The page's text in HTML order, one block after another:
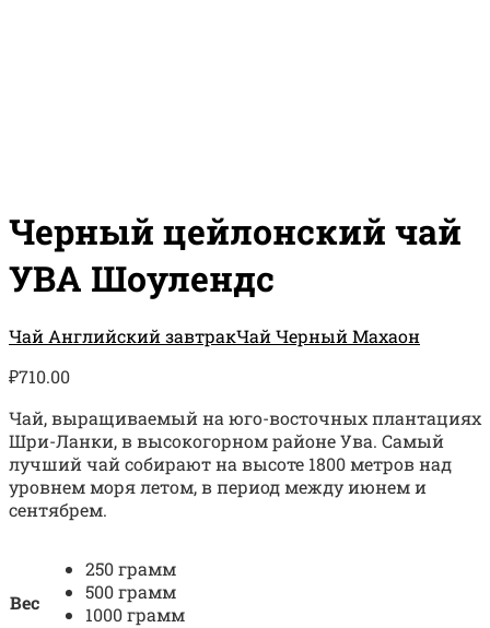
Черный цейлонский чай
УВА Шоулендс
Чай Английский завтракЧай Черный Махаон
₽710.00
Чай, выращиваемый на юго-восточных плантациях
Шри-Ланки, в высокогорном районе Ува. Самый
лучший чай собирают на высоте 1800 метров над
уровнем моря летом, в период между июнем и
сентябрем.
Вес
250 грамм
500 грамм
1000 грамм